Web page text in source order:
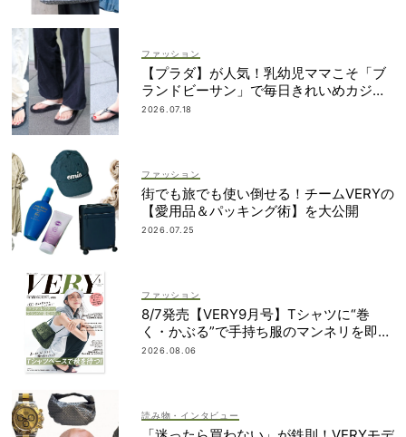
ファッション
【プラダ】が人気！乳幼児ママこそ「ブ
ランドビーサン」で毎日きれいめカジュ
アルが叶う
2026.07.18
ファッション
街でも旅でも使い倒せる！チームVERYの
【愛用品＆パッキング術】を大公開
2026.07.25
ファッション
8/7発売【VERY9月号】Tシャツに“巻
く・かぶる”で手持ち服のマンネリを即解
決！
2026.08.06
読み物・インタビュー